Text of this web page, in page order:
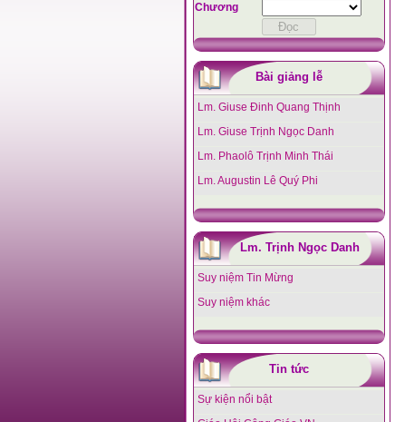
Chương
Bài giảng lễ
Lm. Giuse Đinh Quang Thịnh
Lm. Giuse Trịnh Ngọc Danh
Lm. Phaolô Trịnh Minh Thái
Lm. Augustin Lê Quý Phi
Lm. Trịnh Ngọc Danh
Suy niệm Tin Mừng
Suy niệm khác
Tin tức
Sự kiện nổi bật